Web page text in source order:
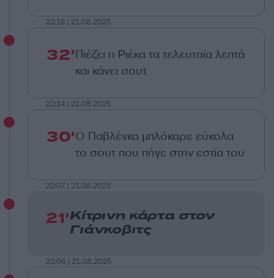
22:16 | 21.08.2025
32'Πιέζει η Ριέκα τα τελευταία λεπτά
και κάνει σουτ
22:14 | 21.08.2025
30'Ο Παβλένκα μπλόκαρε εύκολα
το σουτ που πήγε στην εστία του
22:07 | 21.08.2025
21'Κίτρινη κάρτα στον
Γιάνκοβιτς
22:06 | 21.08.2025